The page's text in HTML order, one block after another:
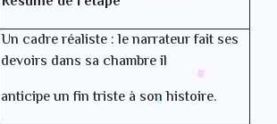
Un cadre réaliste : le narrateur fait ses
devoirs dans sa chambre il
anticipe un fin triste à son histoire.